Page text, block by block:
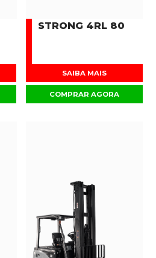
STRONG 4RL 80
SAIBA MAIS
COMPRAR AGORA